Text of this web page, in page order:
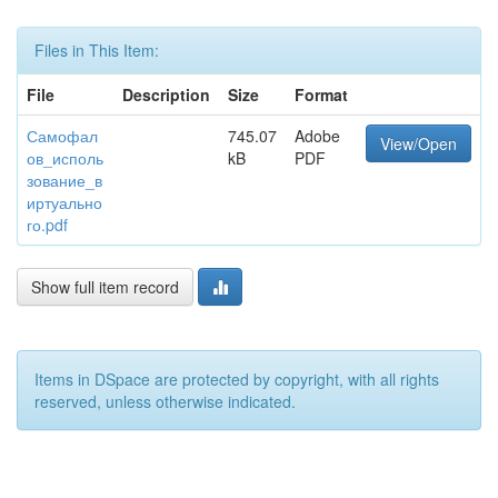
Files in This Item:
File
Description Size
Format
Самофал
ов_исполь
зование_в
иртуально
го.pdf
745.07
kB
Adobe
PDF
View/Open
Show full item record
Items in DSpace are protected by copyright, with all rights
reserved, unless otherwise indicated.